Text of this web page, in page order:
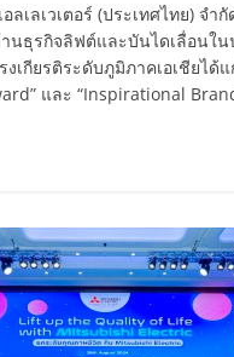
เลเวเตอร์ (ประเทศไทย) จำกั
นธุรกิจลิฟต์และบันไดเลื่อนใน
งเกียรติระดับภูมิภาคเอเชียได้
และ “Inspirational